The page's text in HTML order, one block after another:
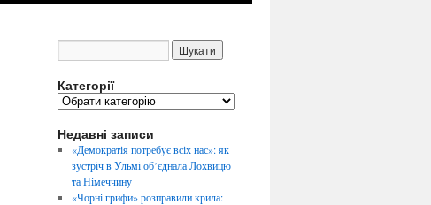
Категорії
К
т
е
р
Недавні записи
«Демократія потребує всіх нас»: як
зустріч в Ульмі об’єднала Лохвицю
та Німеччину
«Чорні грифи» розправили крила: